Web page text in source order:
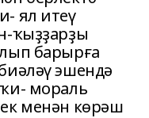
ял итеү
ҡыҙҙарҙы
барырға
эшендә
мораль
менән көрәш